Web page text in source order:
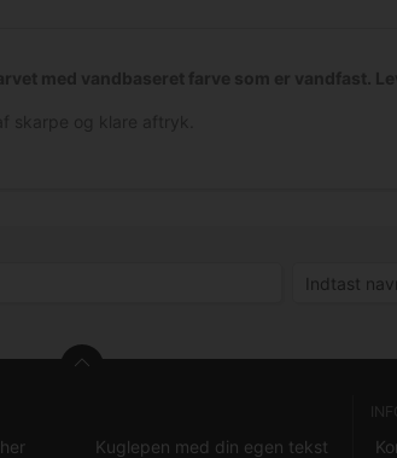
Kuglepen med din egen tekst